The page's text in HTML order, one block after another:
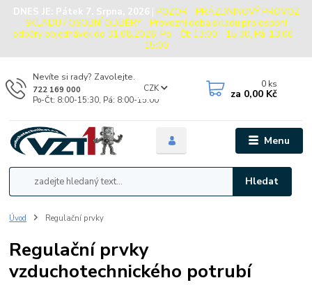
DNES JE: Pátek 7. Srpna, 2026 | POZOR - PRÁZDNINOVÝ PROVOZ
SKLADU / OSOBNÍ ODBĚRY - Provozní doba skladu pro osobní
odběry objednávek do 31.08.2026: Po - Čt: 13:00 - 15:30, Pá: 13:00 -
15:00
Menu
CZK
Hledat
Nevíte si rady? Zavolejte.
722 169 000
Po-Čt: 8:00-15:30, Pá: 8:00-15:00
0 ks
za 0,00 Kč
Úvod Regulační prvky
Regulační prvky
vzduchotechnického potrubí